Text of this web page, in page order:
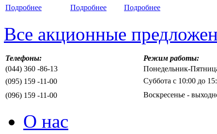
Подробнее Подробнее Подробнее
Все акционные
Телефоны:
Режим работы:
(044) 360 -86-13
Понедельник-
(095) 159 -11-00
Суббота с 10:00 до
(096) 159 -11-00
Воскресенье -
О нас